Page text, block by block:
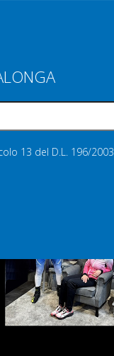
13 del D.L. 196/2003